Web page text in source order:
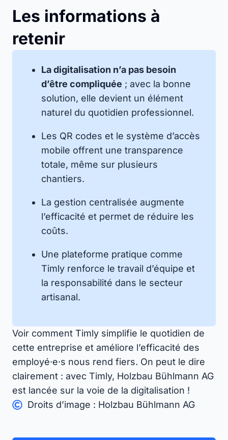
Les informations à
retenir
La digitalisation n’a pas besoin
d’être compliquée ; avec la bonne
solution, elle devient un élément
naturel du quotidien professionnel.
Les QR codes et le système d’accès
mobile offrent une transparence
totale, même sur plusieurs
chantiers.
La gestion centralisée augmente
l’efficacité et permet de réduire les
coûts.
Une plateforme pratique comme
Timly renforce le travail d’équipe et
la responsabilité dans le secteur
artisanal.
Voir comment Timly simplifie le quotidien de
cette entreprise et améliore l’efficacité des
employé·e·s nous rend fiers. On peut le dire
clairement : avec Timly, Holzbau Bühlmann AG
est lancée sur la voie de la digitalisation !
Droits d’image : Holzbau Bühlmann AG